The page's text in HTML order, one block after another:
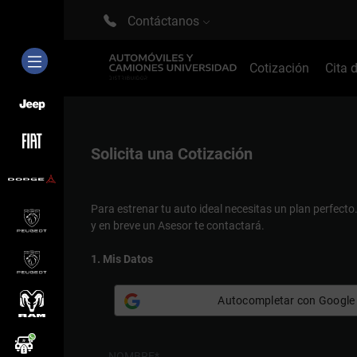
Contáctanos
Cotización Cita
Solicita una Cotización
Para estrenar tu auto ideal necesitas un plan perfecto.
y en breve un Asesor te contactará.
1. Mis Datos
Autocompletar con Google